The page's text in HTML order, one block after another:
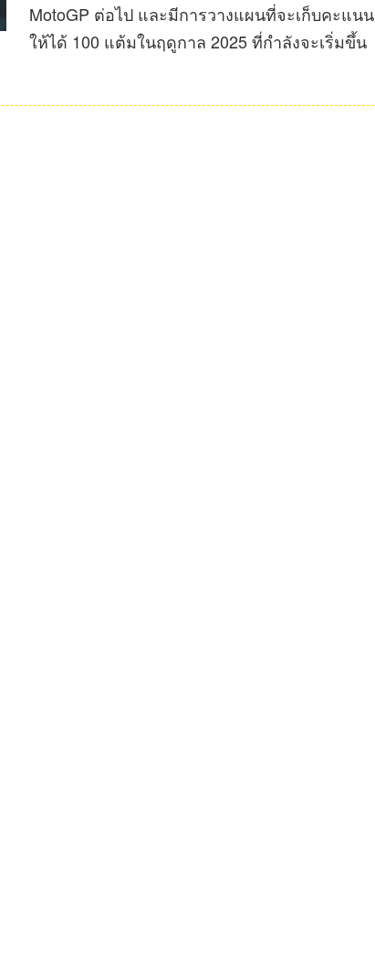
MotoGP ต่อไป และมีการวางแผนที่จะเก็บคะแนน
ให้ได้ 100 แต้มในฤดูกาล 2025 ที่กำลังจะเริ่มขึ้น